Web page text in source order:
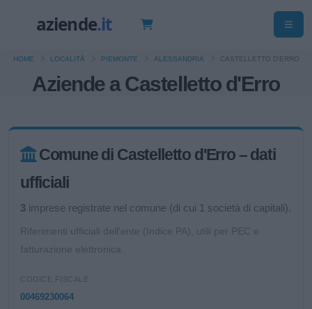
Aziende a Castelletto d'Erro
HOME LOCALITÀ PIEMONTE ALESSANDRIA CASTELLETTO D'ERRO
Comune di Castelletto d'Erro – dati
ufficiali
3 imprese registrate nel comune (di cui 1 società di capitali).
Riferimenti ufficiali dell'ente (Indice PA), utili per PEC e
fatturazione elettronica.
CODICE FISCALE
00469230064